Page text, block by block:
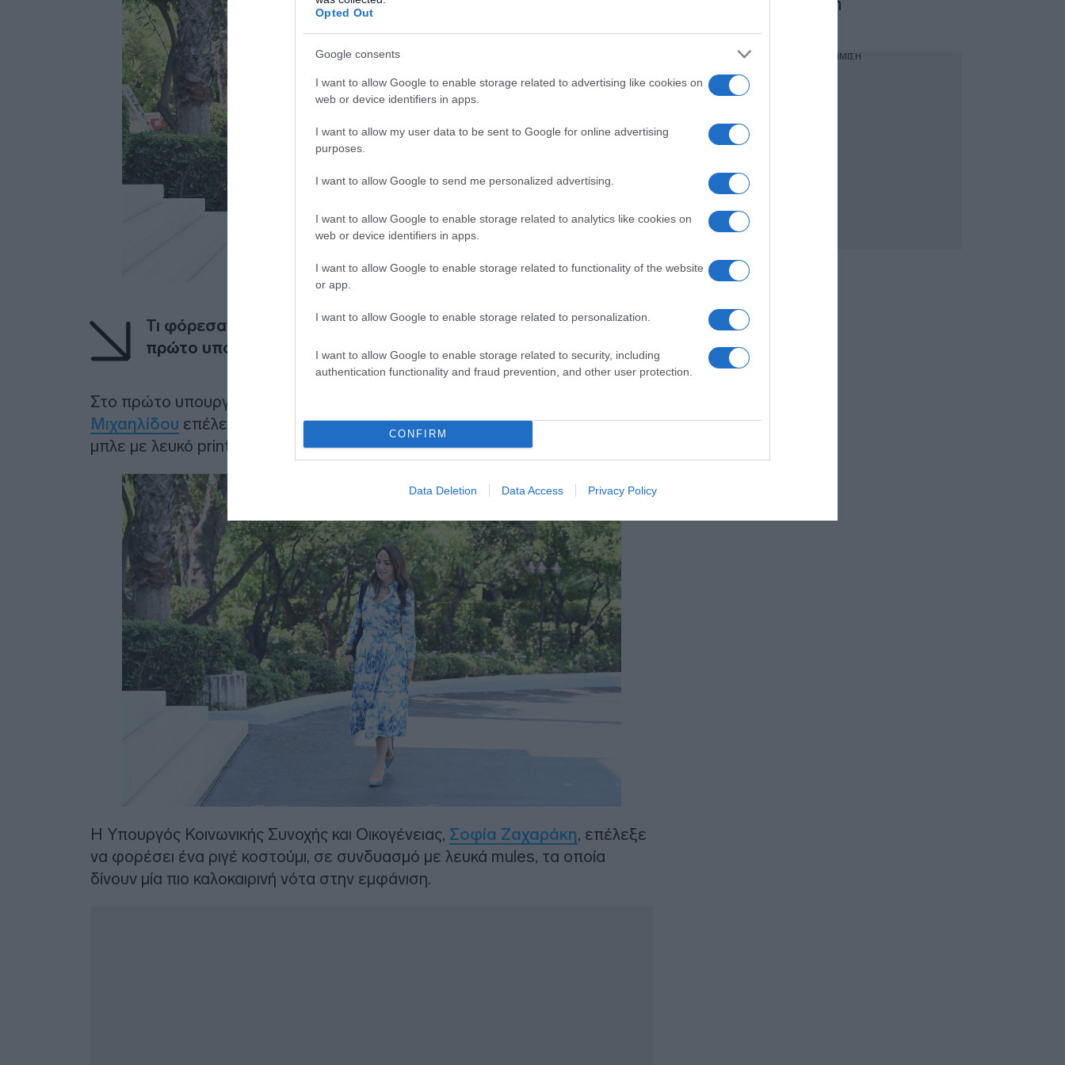
Opted Out
Google consents
I want to allow Google to enable storage related to advertising like cookies on
web or device identifiers in apps.
I want to allow my user data to be sent to Google for online advertising
purposes.
I want to allow Google to send me personalized advertising.
I want to allow Google to enable storage related to analytics like cookies on
web or device identifiers in apps.
I want to allow Google to enable storage related to functionality of the website
or app.
I want to allow Google to enable storage related to personalization.
I want to allow Google to enable storage related to security, including
authentication functionality and fraud prevention, and other user protection.
CONFIRM
Data Deletion Data Access Privacy Policy
Τι φόρεσαν οι υπόλοιπες γυναίκες τηςνέας κυβέρνησης στο
πρώτο υπουργικό συμβούλιο
Στο πρώτο υπουργικό συμβούλιο, η
Μιχαηλίδου επέλεξε να φορέσει ένα πουκάμισο, με μία φούστα του ίδιου
μπλε με λευκό print που συνδύασε με γόβες σε χρώμα γαλάζιο-γκρι.
Η Υπουργός Κοινωνικής Συνοχής και Οικογένειας, Σοφία Ζαχαράκη, επέλεξε
να φορέσει ένα ριγέ κοστούμι, σε συνδυασμό με λευκά mules, τα οποία
δίνουν μία πιο καλοκαιρινή νότα στην εμφάνιση.
στην Πρώιμη Παιδική
ΔΙΑΦΗΜΙΣΗ